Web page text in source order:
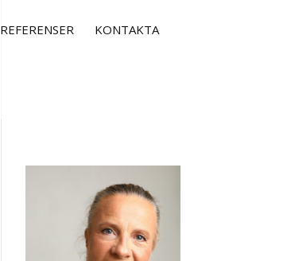
REFERENSER KONTAKTA